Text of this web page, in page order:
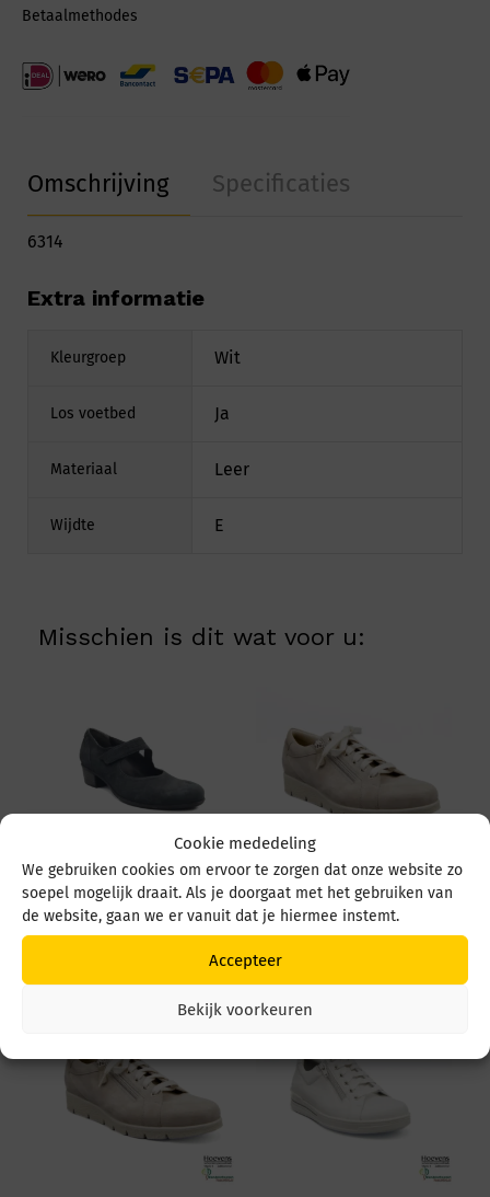
Cookie mededeling
We gebruiken cookies om ervoor te zorgen dat onze website zo
soepel mogelijk draait. Als je doorgaat met het gebruiken van
de website, gaan we er vanuit dat je hiermee instemt.
Accepteer
Bekijk voorkeuren
Betaalmethodes
Omschrijving Specificaties
6314
Extra informatie
Kleurgroep Wit
Los voetbed Ja
Materiaal Leer
Wijdte E
Misschien is dit wat voor u:
Durea 5679 5679 035
4549 Zwart
€219,95
Durea 6298 095 6298
0945 1514 Avorio
€249,95